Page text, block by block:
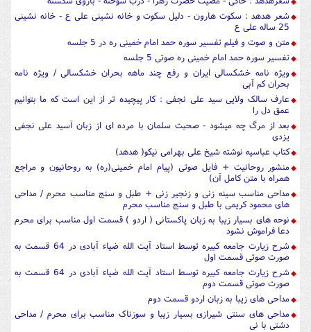
شعر هدهد : سکوت هارون - دلیل سکوت و خانه نشینی علی ع - خانه نشینی
25 ساله علی ع
متن و صوت و فیلم تفسیر سوره حمد امام خمینی ره در 5 جلسه
تفسیر سوره حمد امام خمینی ره صوتی 5 جلسه
ویژه نامه خشکسالی ایران و رفع چند ماهه بحران خشکسالی / ویژه نامه
بحران کم آبی
عارف سالک ولایی سید علی نجفی : کار پیچیده تر از این است که ما بتوانیم
عمق دل را
بعد از مرگ چه میشود - صحبت سلمان با مرده ای از زبان آسید علی نجفی
یزدی
کتاب عباسیه نوشته شیخ علی بهرامی نیکو( هدهد)
منشور روحانیت + فایل صوتی (پیام امام خمینی(ره) به روحانیون و مراجع
همراه با متن کامل آن)
مداحی مناسب سینه زنی و زنجیر زنی + طبل و سنج مناسب محرم / مداحی
های محمود کریمی با طبل و سنج مناسب محرم
نوحه های بسیار زیبا به زبان پاکستانی ( اردو ) قسمت اول مناسب برای محرم
دعا فراموش نشود
شرح زیارت جامعه کبیره توسط استاد آیت الله ضیاء آبادی در 64 قسمت به
صورت صوتی قسمت اول
شرح زیارت جامعه کبیره توسط استاد آیت الله ضیاء آبادی در 64 قسمت به
صورت صوتی قسمت دوم
مداحی های زیبا به زبان اردو قسمت دوم
مداحی های سنتی شیرازی بسیار زیبا و سوزناک مناسب برای محرم / مداحی
دشتی با نی